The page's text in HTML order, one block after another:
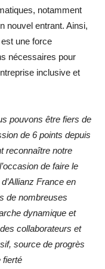
notamment
nouvel entrant. Ainsi,
une force
nécessaires pour
inclusive et
pouvons être fiers de
de 6 points depuis
reconnaître notre
de faire le
France en
de nombreuses
dynamique et
collaborateurs et
source de progrès
fierté